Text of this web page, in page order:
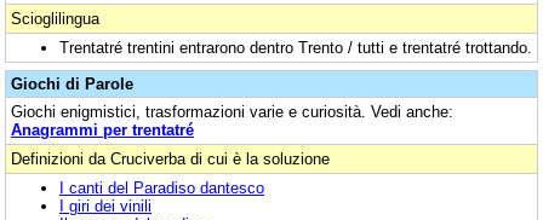
Scioglilingua
Trentatré trentini entrarono dentro Trento / tutti e trentatré trottando.
Giochi di Parole
Giochi enigmistici, trasformazioni varie e curiosità. Vedi anche:
Anagrammi per trentatré
Definizioni da Cruciverba di cui è la soluzione
I canti del Paradiso dantesco
I giri dei vinili